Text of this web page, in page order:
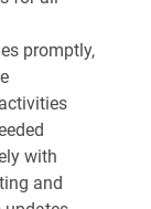
promptly,
with
and